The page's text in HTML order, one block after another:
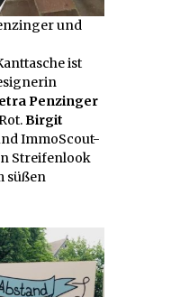
und
ist
Penzinger
Birgit
ImmoScout-
Streifenlook
süßen